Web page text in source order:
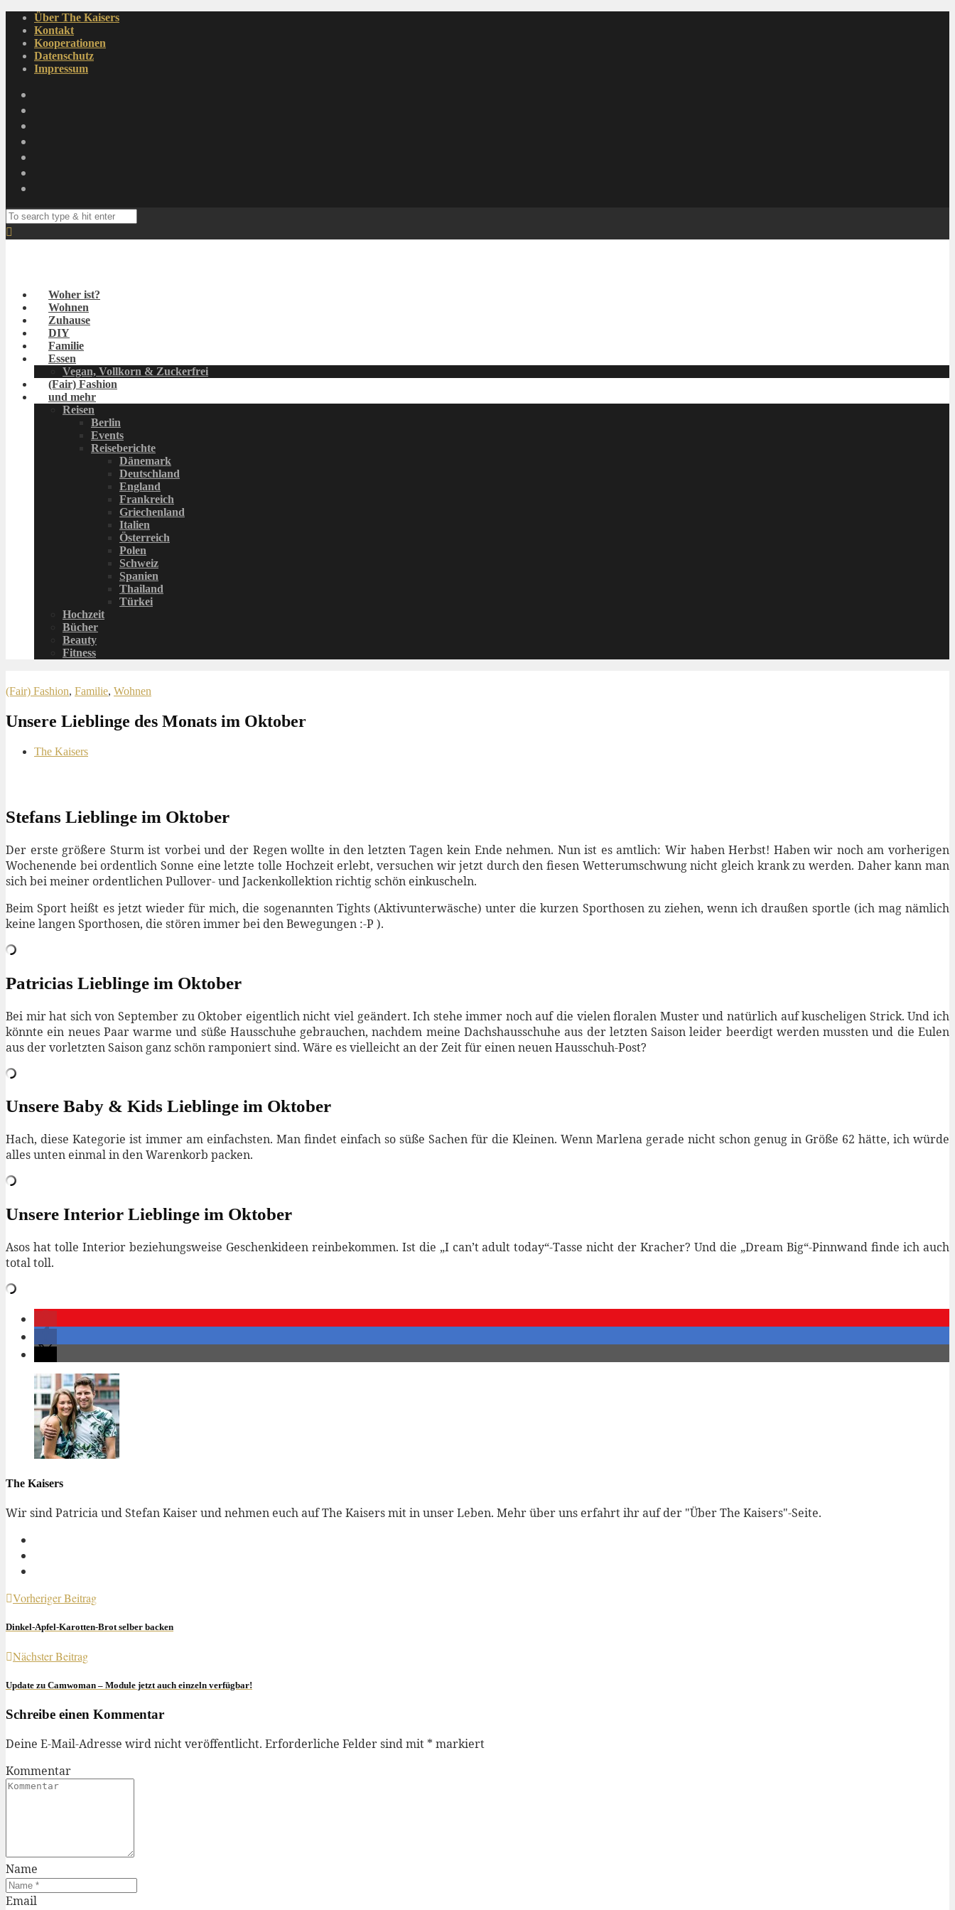
Über The Kaisers
Kontakt
Kooperationen
Datenschutz
Impressum
Woher ist?
Wohnen
Zuhause
DIY
Familie
Essen
Vegan, Vollkorn & Zuckerfrei
(Fair) Fashion
und mehr
Reisen
Berlin
Events
Reiseberichte
Dänemark
Deutschland
England
Frankreich
Griechenland
Italien
Österreich
Polen
Schweiz
Spanien
Thailand
Türkei
Hochzeit
Bücher
Beauty
Fitness
(Fair) Fashion, Familie, Wohnen
Unsere Lieblinge des Monats im Oktober
The Kaisers
Stefans Lieblinge im Oktober
Der erste größere Sturm ist vorbei und der Regen wollte in den letzten Tagen kein Ende nehmen. Nun ist es amtlich: Wir haben Herbst! Haben wir noch am vorherigen
Wochenende bei ordentlich Sonne eine letzte tolle Hochzeit erlebt, versuchen wir jetzt durch den fiesen Wetterumschwung nicht gleich krank zu werden. Daher kann man
sich bei meiner ordentlichen Pullover- und Jackenkollektion richtig schön einkuscheln.
Beim Sport heißt es jetzt wieder für mich, die sogenannten Tights (Aktivunterwäsche) unter die kurzen Sporthosen zu ziehen, wenn ich draußen sportle (ich mag nämlich
keine langen Sporthosen, die stören immer bei den Bewegungen :-P ).
Patricias Lieblinge im Oktober
Bei mir hat sich von September zu Oktober eigentlich nicht viel geändert. Ich stehe immer noch auf die vielen floralen Muster und natürlich auf kuscheligen Strick. Und ich
könnte ein neues Paar warme und süße Hausschuhe gebrauchen, nachdem meine Dachshausschuhe aus der letzten Saison leider beerdigt werden mussten und die Eulen
aus der vorletzten Saison ganz schön ramponiert sind. Wäre es vielleicht an der Zeit für einen neuen Hausschuh-Post?
Unsere Baby & Kids Lieblinge im Oktober
Hach, diese Kategorie ist immer am einfachsten. Man findet einfach so süße Sachen für die Kleinen. Wenn Marlena gerade nicht schon genug in Größe 62 hätte, ich würde
alles unten einmal in den Warenkorb packen.
Unsere Interior Lieblinge im Oktober
Asos hat tolle Interior beziehungsweise Geschenkideen reinbekommen. Ist die „I can’t adult today“-Tasse nicht der Kracher? Und die „Dream Big“-Pinnwand finde ich auch
total toll.
The Kaisers
Wir sind Patricia und Stefan Kaiser und nehmen euch auf The Kaisers mit in unser Leben. Mehr über uns erfahrt ihr auf der "Über The Kaisers"-Seite.
Vorheriger Beitrag
Dinkel-Apfel-Karotten-Brot selber backen
Nächster Beitrag
Update zu Camwoman – Module jetzt auch einzeln verfügbar!
Schreibe einen Kommentar
Deine E-Mail-Adresse wird nicht veröffentlicht. Erforderliche Felder sind mit * markiert
Kommentar
Name
Email